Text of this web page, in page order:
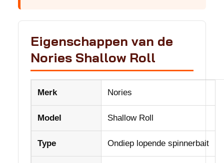
Eigenschappen van de
Nories Shallow Roll
Merk Nories
Model Shallow Roll
Type Ondiep lopende spinnerbait